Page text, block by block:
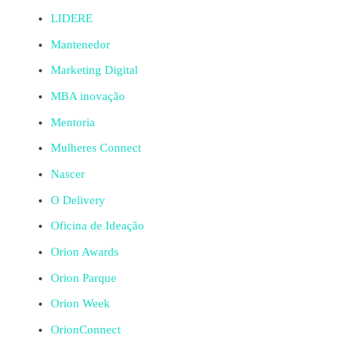
LIDERE
Mantenedor
Marketing Digital
MBA inovação
Mentoria
Mulheres Connect
Nascer
O Delivery
Oficina de Ideação
Orion Awards
Orion Parque
Orion Week
OrionConnect